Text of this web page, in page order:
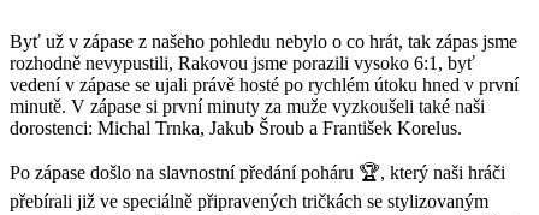
Byť už v zápase z našeho pohledu nebylo o co hrát, tak zápas jsme
rozhodně nevypustili, Rakovou jsme porazili vysoko 6:1, byť
vedení v zápase se ujali právě hosté po rychlém útoku hned v první
minutě. V zápase si první minuty za muže vyzkoušeli také naši
dorostenci: Michal Trnka, Jakub Šroub a František Korelus.
Po zápase došlo na slavnostní předání poháru 🏆, který naši hráči
přebírali již ve speciálně připravených tričkách se stylizovaným